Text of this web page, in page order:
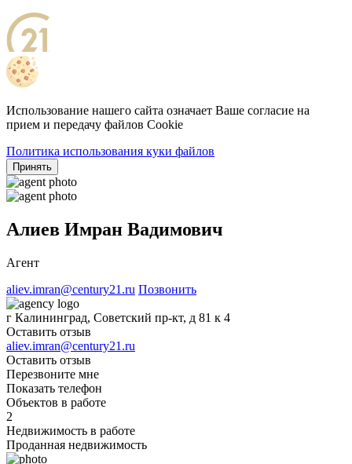
Использование нашего сайта означает Ваше согласие на
прием и передачу файлов Cookie
Политика использования куки файлов
Принять
Алиев Имран Вадимович
Агент
aliev.imran@century21.ru Позвонить
г Калининград, Советский пр-кт, д 81 к 4
Оставить отзыв
aliev.imran@century21.ru
Оставить отзыв
Перезвоните мне
Показать телефон
Объектов в работе
2
Недвижимость в работе
Проданная недвижимость